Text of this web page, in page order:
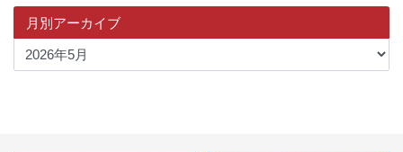
月別アーカイブ